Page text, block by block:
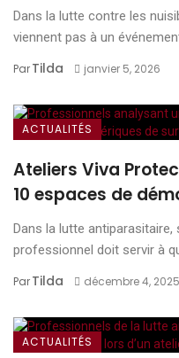
Dans la lutte contre les
viennent pas à un
ParTilda janvier 5, 2026
ACTUALITÉS
Ateliers Viva
10 espaces de
Dans la lutte
professionnel doit servir à
ParTilda décembre 4, 2025
ACTUALITÉS